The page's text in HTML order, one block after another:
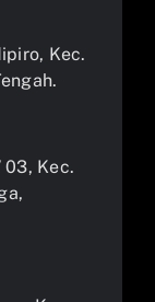
Kec.
03, Kec.